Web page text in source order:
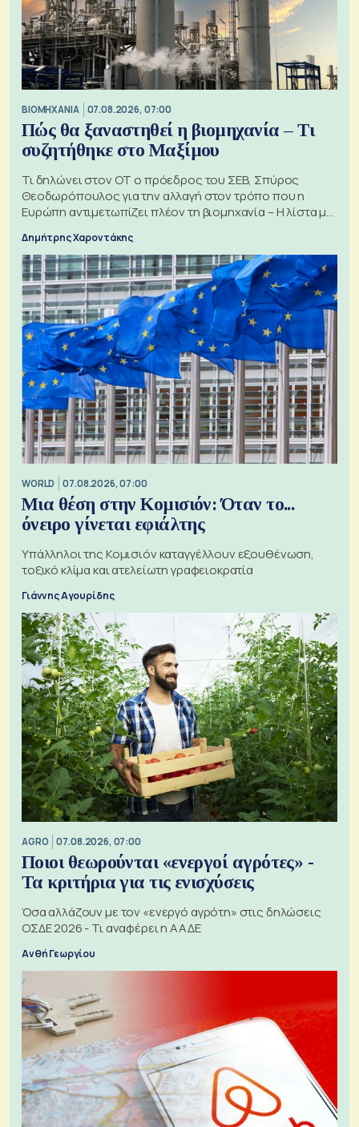
ΒΙΟΜΗΧΑΝΙΑ 07.08.2026, 07:00
Πώς θα ξαναστηθεί η βιομηχανία – Τι
συζητήθηκε στο Μαξίμου
Τι δηλώνει στον ΟΤ ο πρόεδρος του ΣΕΒ, Σπύρος
Θεοδωρόπουλος για την αλλαγή στον τρόπο που η
Ευρώπη αντιμετωπίζει πλέον τη βιομηχανία – Η λίστα με
Δημήτρης Χαροντάκης
WORLD 07.08.2026, 07:00
Μια θέση στην Κομισιόν: Όταν το...
όνειρο γίνεται εφιάλτης
Υπάλληλοι της Κομισιόν καταγγέλλουν εξουθένωση,
τοξικό κλίμα και ατελείωτη γραφειοκρατία
Γιάννης Αγουρίδης
AGRO 07.08.2026, 07:00
Ποιοι θεωρούνται «ενεργοί αγρότες» -
Τα κριτήρια για τις ενισχύσεις
Όσα αλλάζουν με τον «ενεργό αγρότη» στις δηλώσεις
ΟΣΔΕ 2026 - Τι αναφέρει η ΑΑΔΕ
Ανθή Γεωργίου